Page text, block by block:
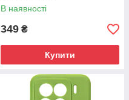
В наявності
349 ₴
Купити